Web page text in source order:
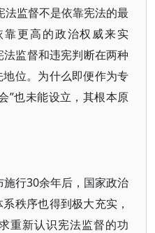
法监督不是依靠宪法的最
更高的政治权威来实
监督和违宪判断在两种
位。为什么即便作为专
”也未能设立，其根本原
行30余年后，国家政治
秩序也得到极大充实，
重新认识宪法监督的功